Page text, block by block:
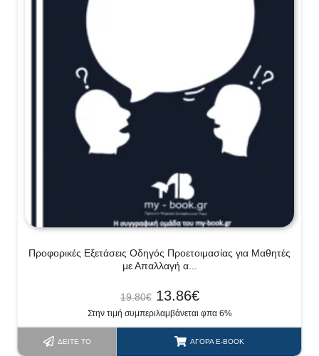
Προφορικές Εξετάσεις Οδηγός Προετοιμασίας για Μαθητές
με Απαλλαγή α...
19.80€ 13.86€
Στην τιμή συμπεριλαμβάνεται φπα 6%
ΔΕΊΤΕ ΤΟ ΑΓΟΡΆ E-BOOK